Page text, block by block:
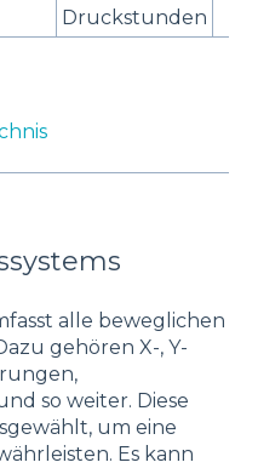
Druckstunden
alle beweglichen
gehören X-, Y-
so weiter. Diese
um eine
Es kann